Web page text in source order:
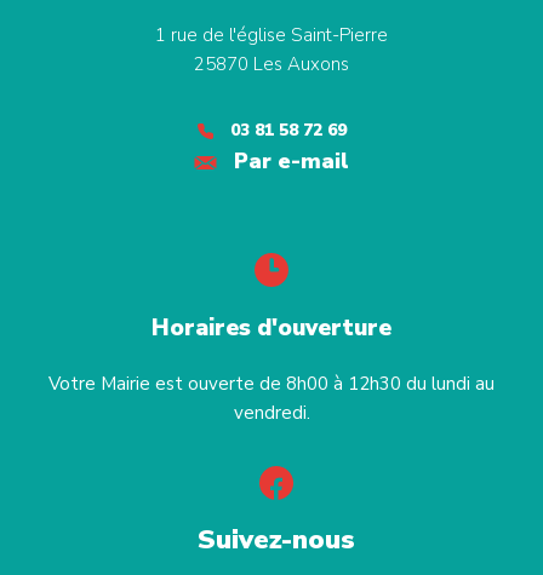
1 rue de l'église Saint-Pierre
25870 Les Auxons
03 81 58 72 69
Par e-mail
Horaires d'ouverture
Votre Mairie est ouverte de 8h00 à 12h30 du lundi au
vendredi.
Suivez-nous